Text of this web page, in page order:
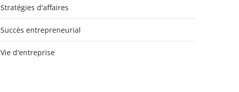
Stratégies d'affaires
Succès entrepreneurial
Vie d'entreprise